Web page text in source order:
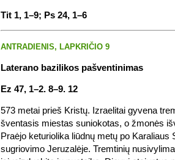
Tit 1, 1–9; Ps 24, 1–6
ANTRADIENIS, LAPKRIČIO 9
Laterano bazilikos pašventinimas
Ez 47, 1–2. 8–9. 12
573 metai prieš Kristų. Izraelitai gyvena
šventasis miestas suniokotas, o žmonės
Praėjo keturiolika liūdnų metų po Karaliaus
sugriovimo Jeruzalėje. Tremtinių